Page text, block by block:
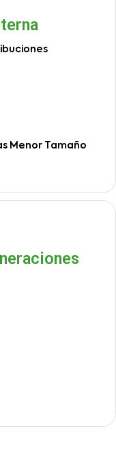
Menor Tamaño